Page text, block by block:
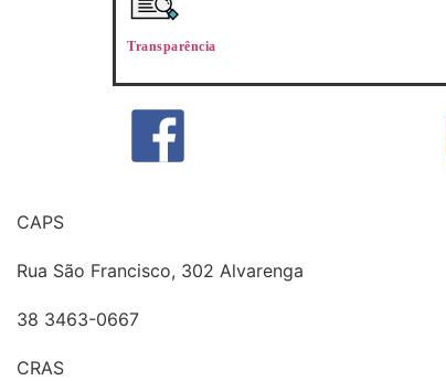
Transparência
CAPS
Rua São Francisco, 302 Alvarenga
38 3463-0667
CRAS